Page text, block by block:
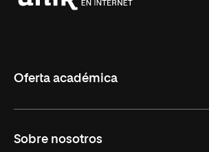
Oferta académica
Másteres Oficiales
Sobre nosotros